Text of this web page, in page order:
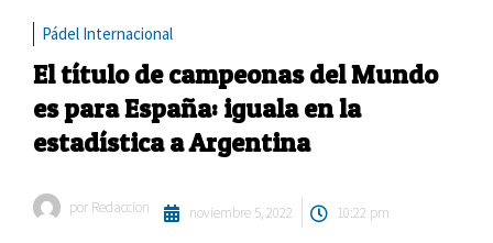
Pádel Internacional
El título de campeonas del Mundo
es para España: iguala en la
estadística a Argentina
por Redaccion noviembre 5, 2022 10:22 pm